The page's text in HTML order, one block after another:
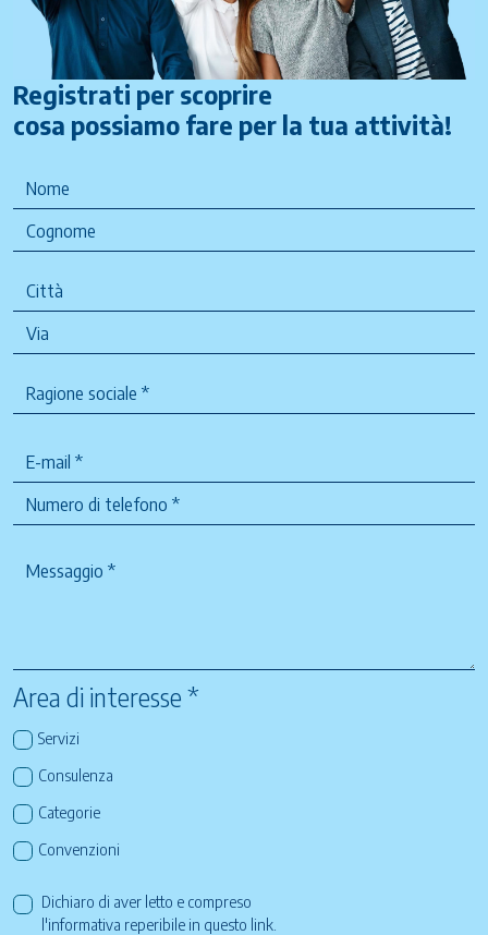
Registrati per scoprire
cosa possiamo fare per la tua attività!
Area di interesse *
Servizi
Consulenza
Categorie
Convenzioni
Dichiaro di aver letto e compreso
l'informativa reperibile in questo link